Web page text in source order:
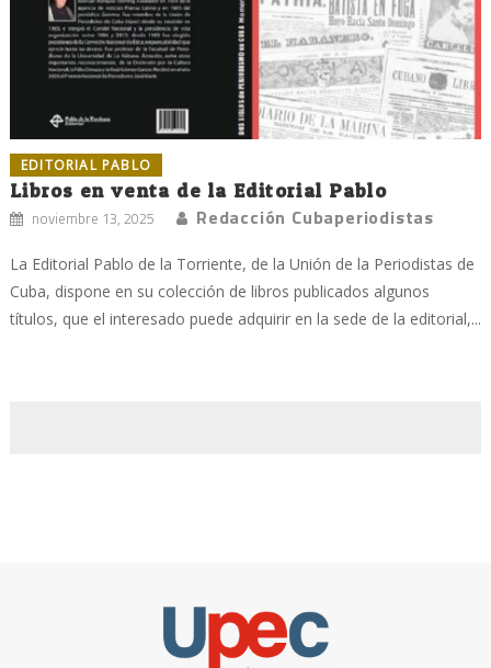
EDITORIAL PABLO
Libros en venta de la Editorial Pablo
noviembre 13, 2025 Redacción Cubaperiodistas
La Editorial Pablo de la Torriente, de la Unión de la Periodistas de
Cuba, dispone en su colección de libros publicados algunos
títulos, que el interesado puede adquirir en la sede de la editorial,...